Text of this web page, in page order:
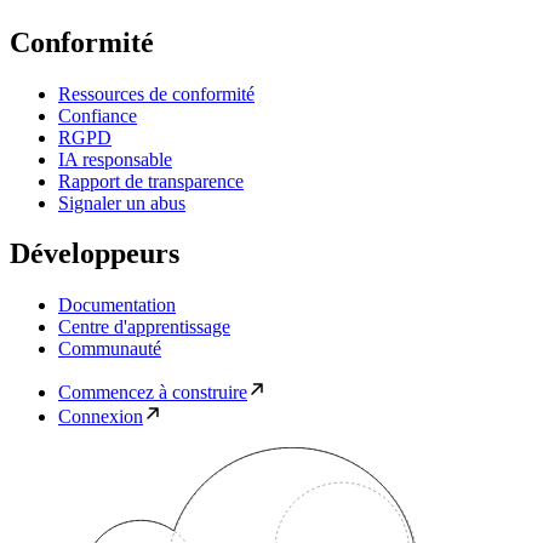
Conformité
Ressources de conformité
Confiance
RGPD
IA responsable
Rapport de transparence
Signaler un abus
Développeurs
Documentation
Centre d'apprentissage
Communauté
Commencez à construire
Connexion